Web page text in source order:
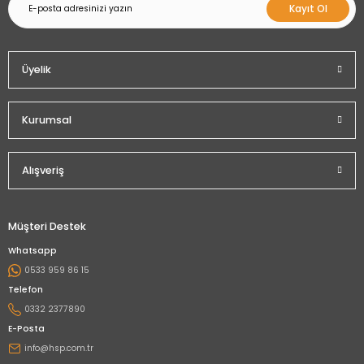
Kayıt Ol
Üyelik
Kurumsal
Alışveriş
Müşteri Destek
Whatsapp
0533 959 86 15
Telefon
0332 2377890
E-Posta
info@hsp.com.tr